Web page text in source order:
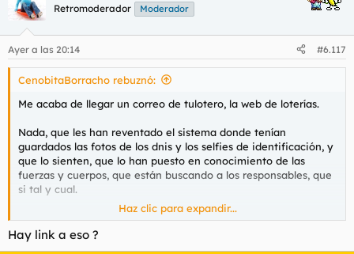
Retromoderador Moderador
Ayer a las 20:14 #6.117
CenobitaBorracho rebuznó:
Me acaba de llegar un correo de tulotero, la web de loterías.
Nada, que les han reventado el sistema donde tenían
guardados las fotos de los dnis y los selfies de identificación, y
que lo sienten, que lo han puesto en conocimiento de las
fuerzas y cuerpos, que están buscando a los responsables, que
si tal y cual.
Vamos, que ya estarán más que revendidos en la dark web.
De verdad, qué puto asco de país.
Haz clic para expandir...
Hay link a eso ?